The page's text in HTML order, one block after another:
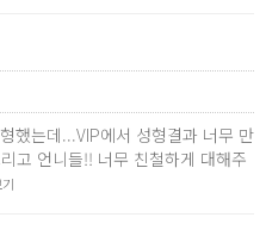
했는데...VIP에서 성형결과 너무 만
고 언니들!! 너무 친철하게 대해주